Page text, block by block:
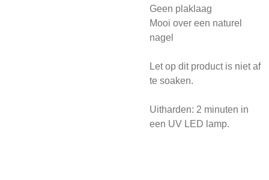
Geen plaklaag
Mooi over een naturel
nagel
Let op dit product is niet af
te soaken.
Uitharden: 2 minuten in
een UV LED lamp.